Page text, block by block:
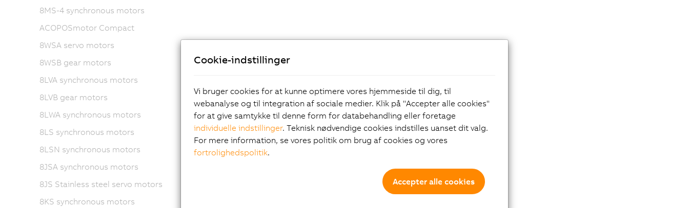
8MS-4 synchronous motors
ACOPOSmotor Compact
8WSA servo motors
8WSB gear motors
8LVA synchronous motors
8LVB gear motors
8LWA synchronous motors
8LS synchronous motors
8LSN synchronous motors
8JSA synchronous motors
8JS Stainless steel servo motors
8KS synchronous motors
Cookie-indstillinger
Vi bruger cookies for at kunne optimere vores hjemmeside til dig, til
webanalyse og til integration af sociale medier. Klik på "Accepter alle cookies"
for at give samtykke til denne form for databehandling eller foretage
individuelle indstillinger. Teknisk nødvendige cookies indstilles uanset dit valg.
For mere information, se vores politik om brug af cookies og vores
fortrolighedspolitik.
Accepter alle cookies